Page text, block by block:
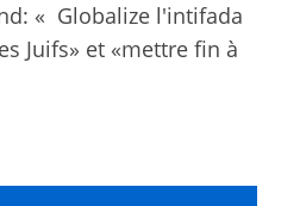
« Globalize l'intifada
Juifs» et «mettre fin à